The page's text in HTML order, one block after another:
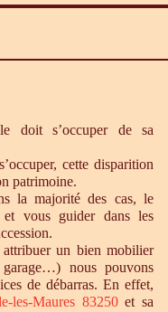
doit s’occuper de sa
cette disparition
patrimoine.
la majorité des cas, le
vous guider dans les
un bien mobilier
garage…) nous pouvons
de débarras. En effet,
les-Maures 83250et sa